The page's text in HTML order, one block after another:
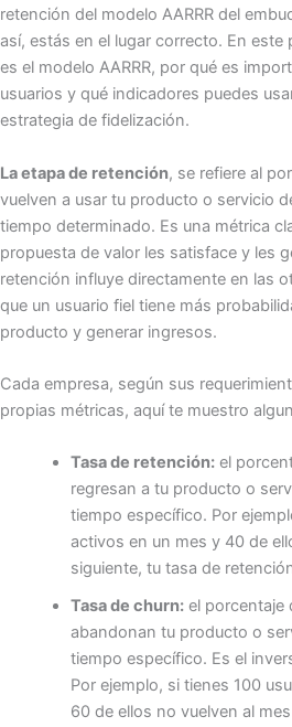
retención del modelo AARRR del
así, estás en el lugar correcto. En
es el modelo AARRR, por qué es
usuarios y qué indicadores puedes
estrategia de fidelización.
La etapa de retención, se refiere al
vuelven a usar tu producto o servicio
tiempo determinado. Es una métrica
propuesta de valor les satisface y les
retención influye directamente en las
que un usuario fiel tiene más
producto y generar ingresos.
Cada empresa, según sus
propias métricas, aquí te muestro
Tasa de retención:el
regresan a tu producto o
tiempo específico. Por
activos en un mes y 40 de
siguiente, tu tasa de
Tasa de churn:el porcentaje
abandonan tu producto o
tiempo específico. Es el
Por ejemplo, si tienes 100
60 de ellos no vuelven al